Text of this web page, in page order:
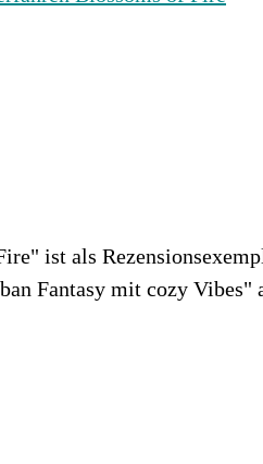
ist als
Fantasy mit cozy